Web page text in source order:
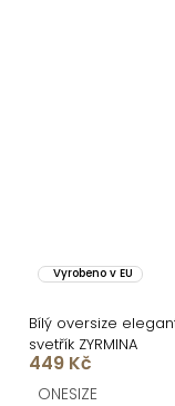
Vyrobeno v EU
Bílý oversize
svetřík ZYRMINA
449 Kč
ONESIZE